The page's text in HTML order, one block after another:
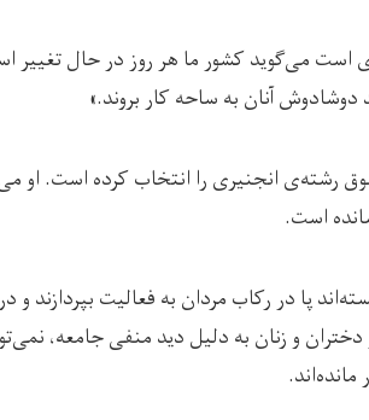
می‌گوید کشور ما هر روز در حال تغییر
آنان به ساحه کار بروند.»
رشته‌ی انجنیری را انتخاب کرده است. او
است.
پا در رکاب مردان به فعالیت بپردازند
و زنان به دلیل دید منفی جامعه،